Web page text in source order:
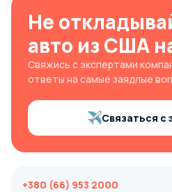
Не
авто из США
Свяжись с экспертами
ответы на самые заядлые
Связаться с
+380 (66) 953 2000